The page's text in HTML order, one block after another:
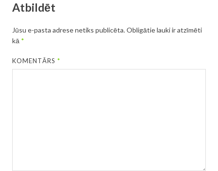
Atbildēt
Jūsu e-pasta adrese netiks publicēta.Obligātie lauki ir atzīmēti
kā *
KOMENTĀRS*